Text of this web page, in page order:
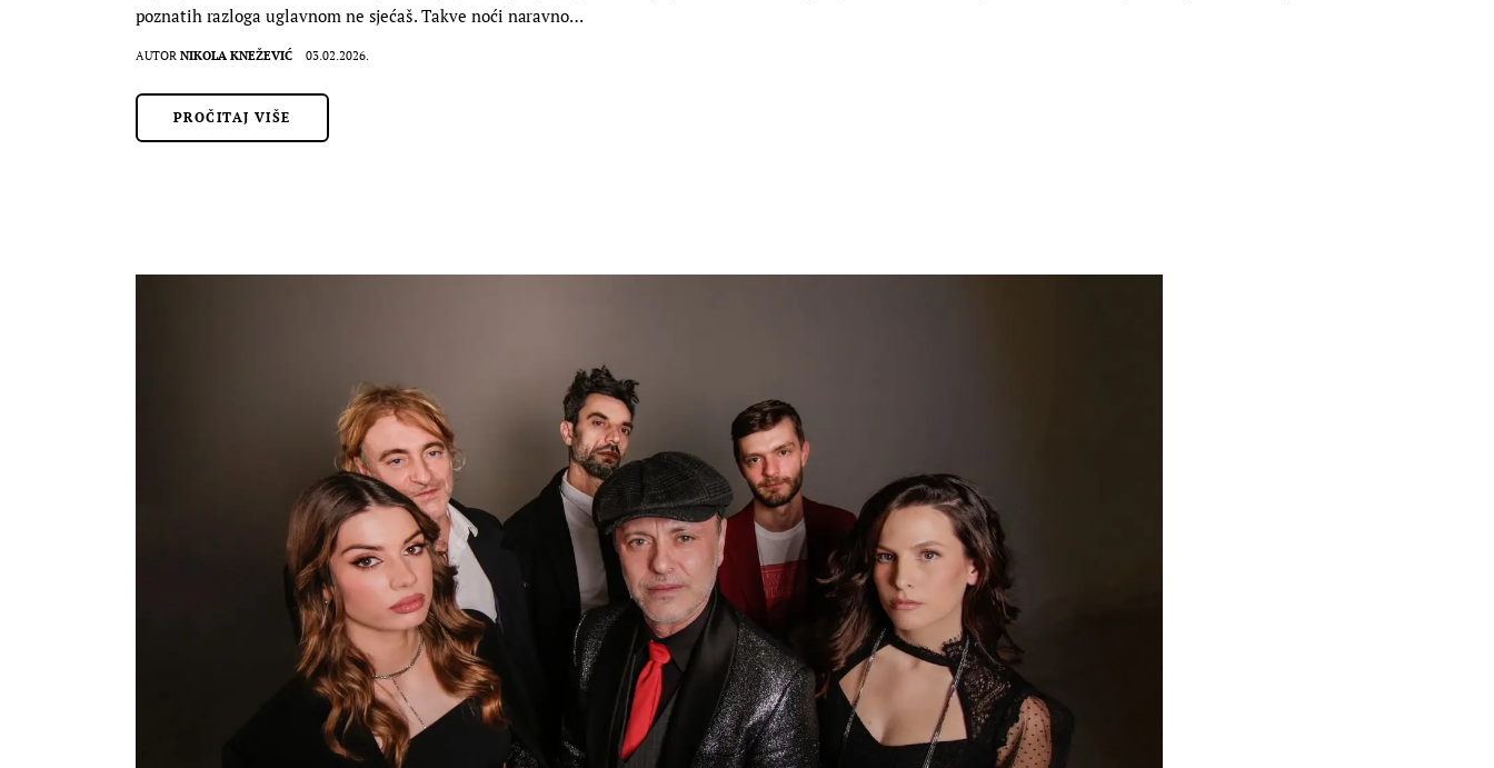
poznatih razloga uglavnom ne sjećaš. Takve noći naravno…
AUTOR NIKOLA KNEŽEVIĆ 03.02.2026.
PROČITAJ VIŠE